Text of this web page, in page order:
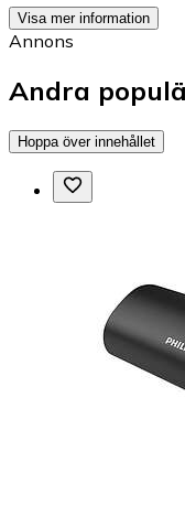
Visa mer information
Annons
Andra
Hoppa över innehållet